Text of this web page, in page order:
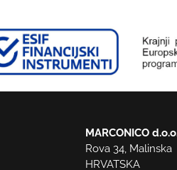
MARCONICO
Rova 34, Malinska
HRVATSKA